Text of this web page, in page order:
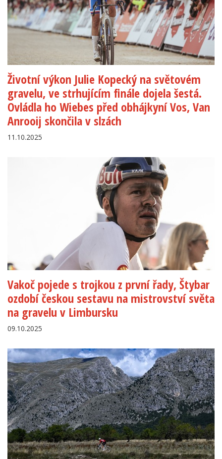
Životní výkon Julie Kopecký na světovém
gravelu, ve strhujícím finále dojela šestá.
Ovládla ho Wiebes před obhájkyní Vos, Van
Anrooij skončila v slzách
11.10.2025
Vakoč pojede s trojkou z první řady, Štybar
ozdobí českou sestavu na mistrovství světa
na gravelu v Limbursku
09.10.2025